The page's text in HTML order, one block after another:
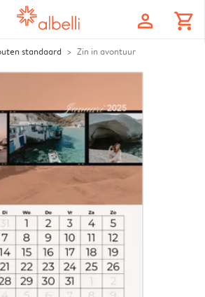
profile shopping_cart
standaard Zin in avontuur